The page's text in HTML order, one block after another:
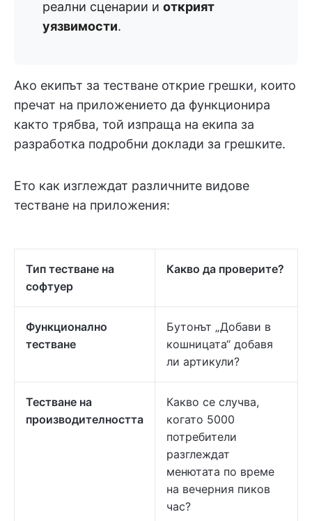
реални сценарии и открият
уязвимости.
Ако екипът за тестване открие грешки, които
пречат на приложението да функционира
както трябва, той изпраща на екипа за
разработка подробни доклади за грешките.
Ето как изглеждат различните видове
тестване на приложения:
Тип тестване на
софтуер
Какво да проверите?
Функционално
тестване
Бутонът „Добави в
кошницата“ добавя
ли артикули?
Тестване на
производителността
Какво се случва,
когато 5000
потребители
разглеждат
менютата по време
на вечерния пиков
час?